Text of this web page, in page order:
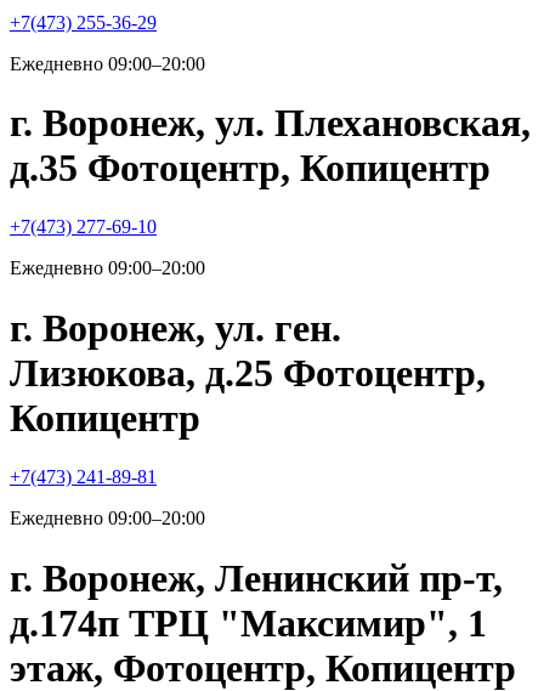
+7(473) 255-36-29
Ежедневно 09:00–20:00
г. Воронеж, ул. Плехановская,
д.35 Фотоцентр, Копицентр
+7(473) 277-69-10
Ежедневно 09:00–20:00
г. Воронеж, ул. ген.
Лизюкова, д.25 Фотоцентр,
Копицентр
+7(473) 241-89-81
Ежедневно 09:00–20:00
г. Воронеж, Ленинский пр-т,
д.174п ТРЦ "Максимир", 1
этаж, Фотоцентр, Копицентр